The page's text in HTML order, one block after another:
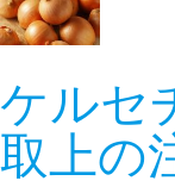
ケルセ
取上の